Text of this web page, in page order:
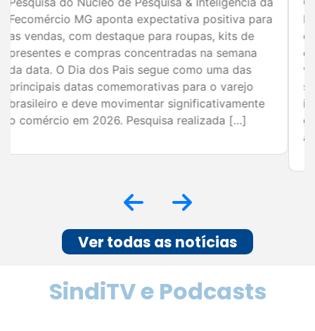
semestre concentra algumas das datas mais
importantes para o varejo e representa uma
grande oportunidade para empresários
ampliarem o […]
SindiTV e Podcasts